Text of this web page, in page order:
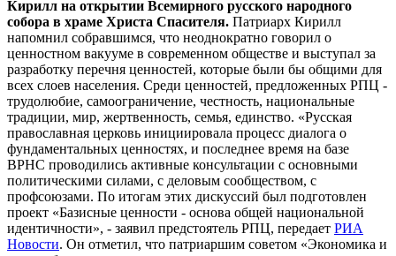
Кирилл на открытии Всемирного русского народного
собора в храме Христа Спасителя. Патриарх Кирилл
напомнил собравшимся, что неоднократно говорил о
ценностном вакууме в современном обществе и выступал за
разработку перечня ценностей, которые были бы общими для
всех слоев населения. Среди ценностей, предложенных РПЦ -
трудолюбие, самоограничение, честность, национальные
традиции, мир, жертвенность, семья, единство. «Русская
православная церковь инициировала процесс диалога о
фундаментальных ценностях, и последнее время на базе
ВРНС проводились активные консультации с основными
политическими силами, с деловым сообществом, с
профсоюзами. По итогам этих дискуссий был подготовлен
проект «Базисные ценности - основа общей национальной
идентичности», - заявил предстоятель РПЦ, передает РИА
Новости. Он отметил, что патриаршим советом «Экономика и